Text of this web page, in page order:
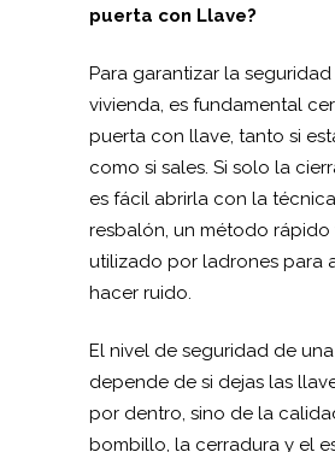
puerta con Llave?
Para garantizar la
vivienda, es fundamental
puerta con llave, tanto si
como si sales. Si solo la
es fácil abrirla con la
resbalón, un método rápido
utilizado por ladrones para
hacer ruido.
El nivel de seguridad de
depende de si dejas las
por dentro, sino de la
bombillo, la cerradura y el